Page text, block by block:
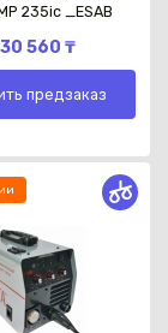
235ic _ESAB
560 ₸
предзаказ